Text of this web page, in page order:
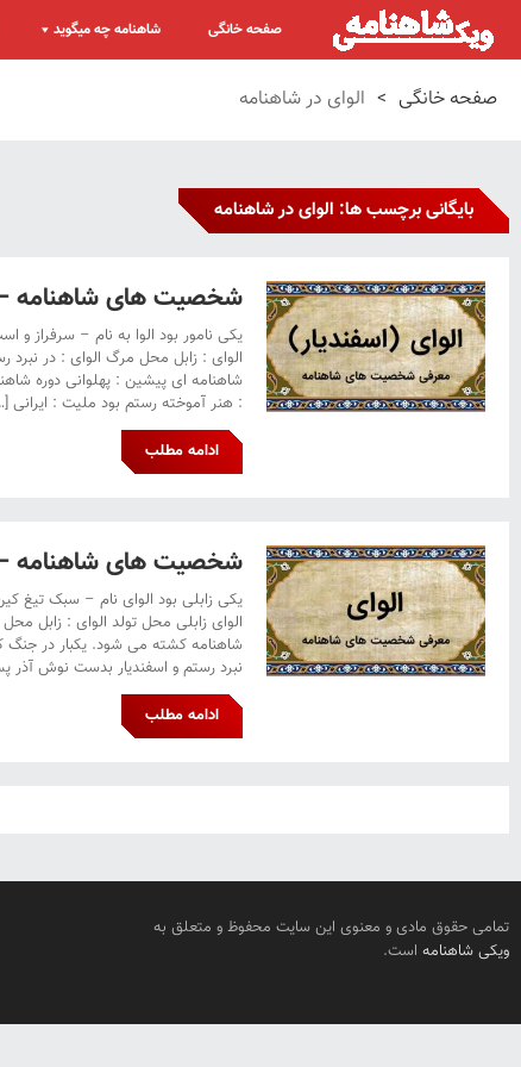
صفحه خانگی شاهنامه چه میگوید
صفحه خانگی > الوای در شاهنامه
بایگانی برچسب ها: الوای در شاهنامه
شخصیت های شاهنامه –
یکی نامور بود الوا به نام – سرفراز و
الوای : زابل محل مرگ الوای : در نبرد
شاهنامه ای پیشین : پهلوانی دوره
: هنر آموخته رستم بود ملیت : ایرانی
ادامه مطلب
شخصیت های شاهنامه –
یکی زابلی بود الوای نام – سبک تیغ
الوای زابلی محل تولد الوای : زابل
شاهنامه کشته می شود. یکبار در
نبرد رستم و اسفندیار بدست نوش آذر
ادامه مطلب
تمامی حقوق مادی و معنوی این سایت محفوظ و متعلق به
ویکی شاهنامه است.